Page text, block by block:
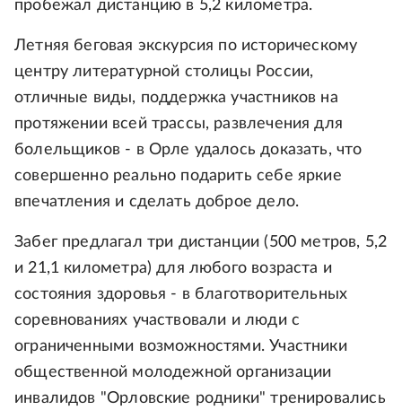
пробежал дистанцию в 5,2 километра.
Летняя беговая экскурсия по историческому
центру литературной столицы России,
отличные виды, поддержка участников на
протяжении всей трассы, развлечения для
болельщиков - в Орле удалось доказать, что
совершенно реально подарить себе яркие
впечатления и сделать доброе дело.
Забег предлагал три дистанции (500 метров, 5,2
и 21,1 километра) для любого возраста и
состояния здоровья - в благотворительных
соревнованиях участвовали и люди с
ограниченными возможностями. Участники
общественной молодежной организации
инвалидов "Орловские родники" тренировались